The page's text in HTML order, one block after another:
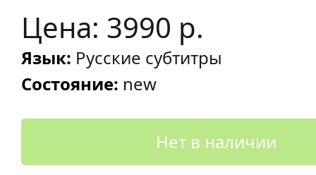
Цена: 3990 р.
Язык: Русские субтитры
Состояние: new
Нет в наличии